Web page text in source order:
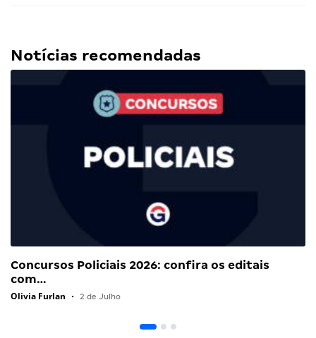
Notícias recomendadas
Concursos Policiais 2026: confira os editais
com…
Olivia Furlan • 2 de Julho